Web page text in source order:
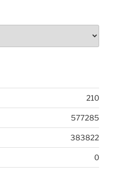
210
577285
383822
0